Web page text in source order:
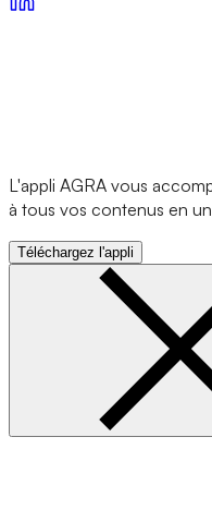
L'appli AGRA vous
à tous vos contenus en
Téléchargez l'appli